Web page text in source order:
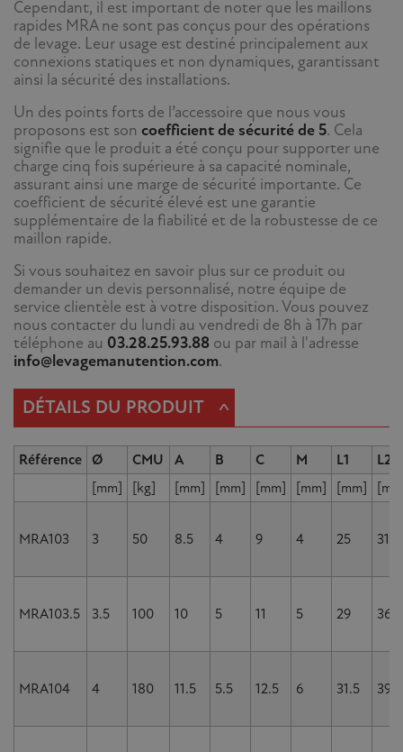
Cependant, il est important de noter que les maillons
rapides MRA ne sont pas conçus pour des opérations
de levage. Leur usage est destiné principalement aux
connexions statiques et non dynamiques, garantissant
ainsi la sécurité des installations.
Un des points forts de l’accessoire que nous vous
proposons est son coefficient de sécurité de 5. Cela
signifie que le produit a été conçu pour supporter une
charge cinq fois supérieure à sa capacité nominale,
assurant ainsi une marge de sécurité importante. Ce
coefficient de sécurité élevé est une garantie
supplémentaire de la fiabilité et de la robustesse de ce
maillon rapide.
Si vous souhaitez en savoir plus sur ce produit ou
demander un devis personnalisé, notre équipe de
service clientèle est à votre disposition. Vous pouvez
nous contacter du lundi au vendredi de 8h à 17h par
téléphone au 03.28.25.93.88 ou par mail à l'adresse
info@levagemanutention.com.
DÉTAILS DU PRODUIT ^
Référence Ø CMU A B C M L1
L2
[mm]
[kg] [mm] [mm] [mm] [mm] [mm]
MRA103 3 50 8.5 4 9 4 25 31
MRA103.5 3.5 100 10 5 11 5 29 36
MRA104 4 180 11.5 5.5 12.5 6 31.5 39.5